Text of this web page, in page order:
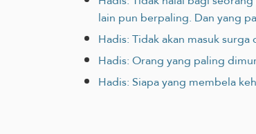
lain pun berpaling. Dan yang
Hadis: Tidak akan masuk
Hadis: Orang yang paling
Hadis: Siapa yang membela